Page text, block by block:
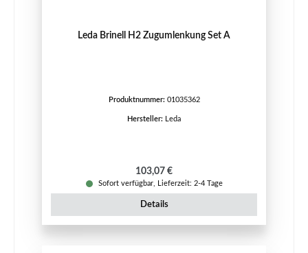
Leda Brinell H2 Zugumlenkung Set A
Produktnummer: 01035362
Hersteller: Leda
Regulärer Preis:
103,07 €
Sofort verfügbar, Lieferzeit: 2-4 Tage
Details